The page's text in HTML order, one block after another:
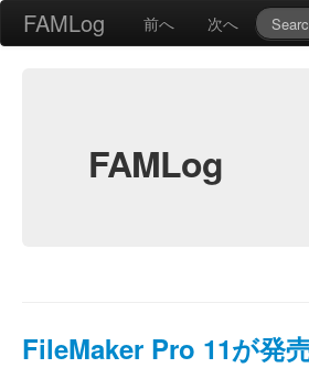
FAMLog 前へ 次へ
FAMLog
FileMaker Pro 11が発